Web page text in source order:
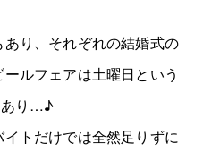
り、それぞれの結婚式の
ルフェアは土曜日という
あり…♪
トだけでは全然足りずに